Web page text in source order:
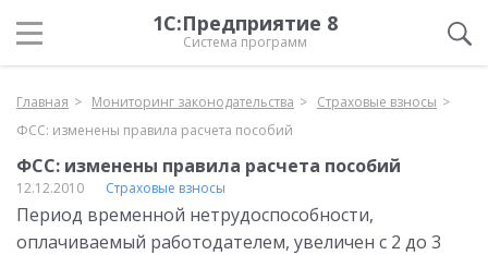
1С:Предприятие 8
Система программ
Главная Мониторинг законодательства
Страховые взносы
ФСС: изменены правила расчета пособий
ФСС: изменены правила расчета пособий
12.12.2010 Страховые взносы
Период временной нетрудоспособности,
оплачиваемый работодателем, увеличен с 2 до 3